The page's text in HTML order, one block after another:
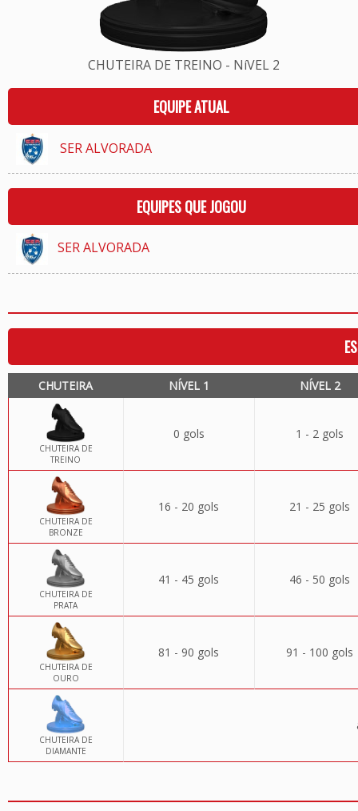
CHUTEIRA DE TREINO - NíVEL 2
EQUIPE ATUAL
SER ALVORADA
EQUIPES QUE JOGOU
SER ALVORADA
CHUTEIRA NÍVEL 1 NÍVEL 2
CHUTEIRA DE
TREINO
0 gols 1 - 2 gols
CHUTEIRA DE
BRONZE
16 - 20 gols 21 - 25 gols
CHUTEIRA DE
PRATA
41 - 45 gols 46 - 50 gols
CHUTEIRA DE
OURO
81 - 90 gols 91 - 100 gols
CHUTEIRA DE
DIAMANTE